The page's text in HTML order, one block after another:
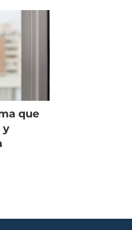
que
y